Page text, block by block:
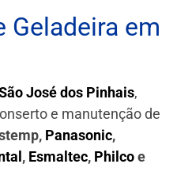
Geladeira em
José dos Pinhais,
e manutenção de
Panasonic,
, Esmaltec, Philcoe